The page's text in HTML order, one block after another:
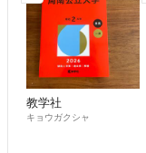
教学社
キョウガクシャ